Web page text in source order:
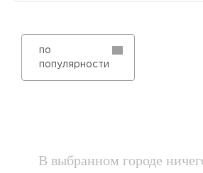
по
популярности
В выбранном городе